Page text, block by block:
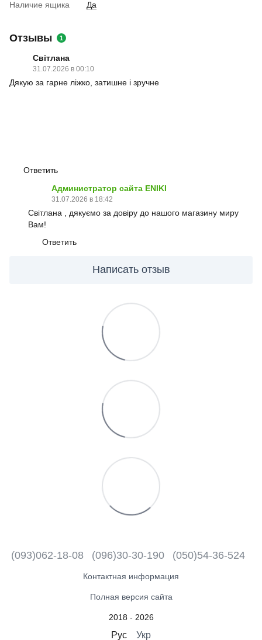
Наличие ящика Да
Отзывы 1
Світлана
31.07.2026 в 00:10
Дякую за гарне ліжко, затишне і зручне
Ответить
Администратор сайта ENIKI
31.07.2026 в 18:42
Світлана , дякуємо за довіру до нашого магазину миру
Вам!
Ответить
Написать отзыв
(093)062-18-08 (096)30-30-190 (050)54-36-524
Контактная информация
Полная версия сайта
2018 - 2026
Рус Укр